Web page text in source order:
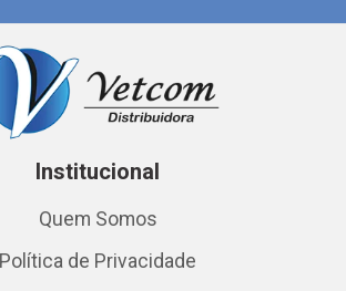
Institucional
Quem Somos
Política de Privacidade